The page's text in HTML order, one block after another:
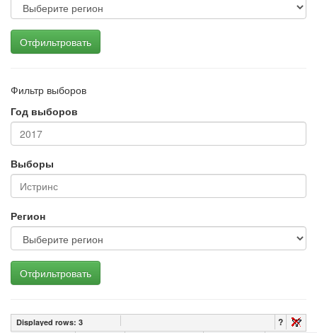
Отфильтровать
Фильтр выборов
Год выборов
Выборы
Регион
Отфильтровать
Displayed rows: 3 ?